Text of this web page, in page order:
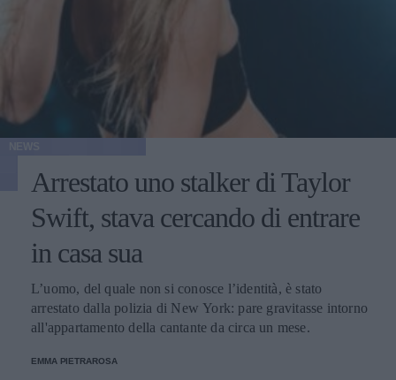
Arrestato uno stalker di Taylor
Swift, stava cercando di entrare
in casa sua
L’uomo, del quale non si conosce l’identità, è stato
arrestato dalla polizia di New York: pare gravitasse intorno
all'appartamento della cantante da circa un mese.
EMMA PIETRAROSA